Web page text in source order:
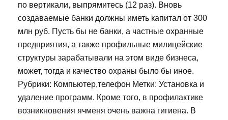
по вертикали, выпрямитесь (12 раз). Вновь
создаваемые банки должны иметь капитал от 300
млн руб. Пусть бы не банки, а частные охранные
предприятия, а также профильные милицейские
структуры зарабатывали на этом виде бизнеса,
может, тогда и качество охраны было бы иное.
Рубрики: Компьютер,телефон Метки: Установка и
удаление программ. Кроме того, в профилактике
возникновения ячменя очень важна гигиена. В